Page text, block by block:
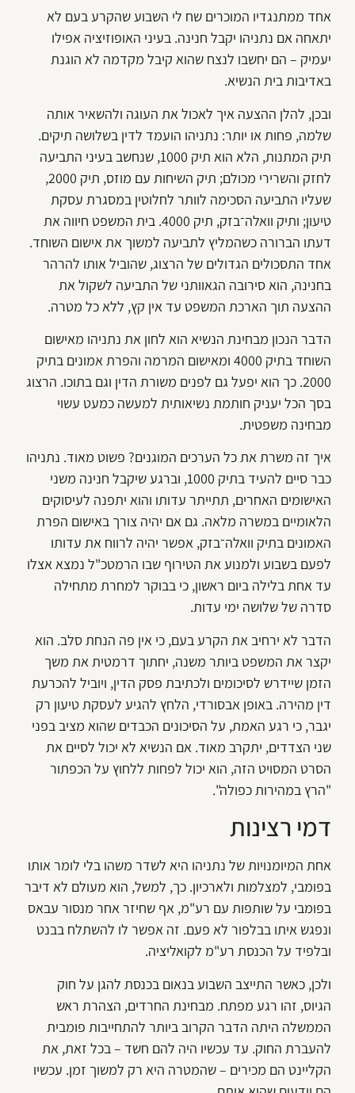
אחד ממתנגדיו המוכרים שח לי השבוע שהקרע בעם לא
יתאחה אם נתניהו יקבל חנינה. בעיני האופוזיציה אפילו
יעמיק – הם יחשבו לנצח שהוא קיבל מקדמה לא הוגנת
באדיבות בית הנשיא.
ובכן, להלן ההצעה איך לאכול את העוגה ולהשאיר אותה
שלמה, פחות או יותר: נתניהו הועמד לדין בשלושה תיקים.
תיק המתנות, הלא הוא תיק 1000, שנחשב בעיני התביעה
לחזק והשרירי מכולם; תיק השיחות עם מוזס, תיק 2000,
שעליו התביעה הסכימה לוותר לחלוטין במסגרת עסקת
טיעון; ותיק וואלה־בזק, תיק 4000. בית המשפט חיווה את
דעתו הברורה כשהמליץ לתביעה למשוך את אישום השוחד.
אחד התסכולים הגדולים של הרצוג, שהוביל אותו להרהר
בחנינה, הוא סירובה הגאוותני של התביעה לשקול את
ההצעה תוך הארכת המשפט עד אין קץ, ללא כל מטרה.
הדבר הנכון מבחינת הנשיא הוא לחון את נתניהו מאישום
השוחד בתיק 4000 ומאישום המרמה והפרת אמונים בתיק
2000. כך הוא יפעל גם לפנים משורת הדין וגם בתוכו. הרצוג
בסך הכל יעניק חותמת נשיאותית למעשה כמעט עשוי
מבחינה משפטית.
איך זה משרת את כל הערכים המוגנים? פשוט מאוד. נתניהו
כבר סיים להעיד בתיק 1000, וברגע שיקבל חנינה משני
האישומים האחרים, תתייתר עדותו והוא יתפנה לעיסוקים
הלאומיים במשרה מלאה. גם אם יהיה צורך באישום הפרת
האמונים בתיק וואלה־בזק, אפשר יהיה לרווח את עדותו
לפעם בשבוע ולמנוע את הטירוף שבו הרמטכ"ל נמצא אצלו
עד אחת בלילה ביום ראשון, כי בבוקר למחרת מתחילה
סדרה של שלושה ימי עדות.
הדבר לא ירחיב את הקרע בעם, כי אין פה הנחת סלב. הוא
יקצר את המשפט ביותר משנה, יחתוך דרמטית את משך
הזמן שיידרש לסיכומים ולכתיבת פסק הדין, ויוביל להכרעת
דין מהירה. באופן אבסורדי, הלחץ להגיע לעסקת טיעון רק
יגבר, כי רגע האמת, על הסיכונים הכבדים שהוא מציב בפני
שני הצדדים, יתקרב מאוד. אם הנשיא לא יכול לסיים את
הסרט המסויט הזה, הוא יכול לפחות ללחוץ על הכפתור
"הרץ במהירות כפולה".
דמי רצינות
אחת המיומנויות של נתניהו היא לשדר משהו בלי לומר אותו
בפומבי, למצלמות ולארכיון. כך, למשל, הוא מעולם לא דיבר
בפומבי על שותפות עם רע"מ, אף שחיזר אחר מנסור עבאס
ונפגש איתו בבלפור לא פעם. זה אפשר לו להשתלח בבנט
ובלפיד על הכנסת רע"מ לקואליציה.
ולכן, כאשר התייצב השבוע בנאום בכנסת להגן על חוק
הגיוס, זהו רגע מפתח. מבחינת החרדים, הצהרת ראש
הממשלה היתה הדבר הקרוב ביותר להתחייבות פומבית
להעברת החוק. עד עכשיו היה להם חשד – בכל זאת, את
הקליינט הם מכירים – שהמטרה היא רק למשוך זמן. עכשיו